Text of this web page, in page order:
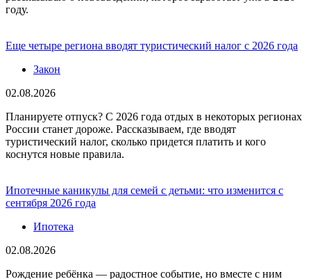
году.
Еще четыре региона вводят туристический налог с 2026 года
Закон
02.08.2026
Планируете отпуск? С 2026 года отдых в некоторых регионах
России станет дороже. Рассказываем, где вводят
туристический налог, сколько придется платить и кого
коснутся новые правила.
Ипотечные каникулы для семей с детьми: что изменится с
сентября 2026 года
Ипотека
02.08.2026
Рождение ребёнка — радостное событие, но вместе с ним